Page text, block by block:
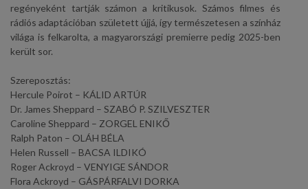
regényeként tartják számon a kritikusok. Számos filmes és
rádiós adaptációban született újjá, így természetesen a színház
világa is felkarolta, a magyarországi premierre pedig 2025-ben
került sor.
Szereposztás:
Hercule Poirot – KÁLID ARTÚR
Dr. James Sheppard – SZABÓ P. SZILVESZTER
Caroline Sheppard – ZORGEL ENIKŐ
Ralph Paton – OLÁH BÉLA
Helen Russell – BACSA ILDIKÓ
Roger Ackroyd – VENYIGE SÁNDOR
Flora Ackroyd – GÁSPÁRFALVI DORKA